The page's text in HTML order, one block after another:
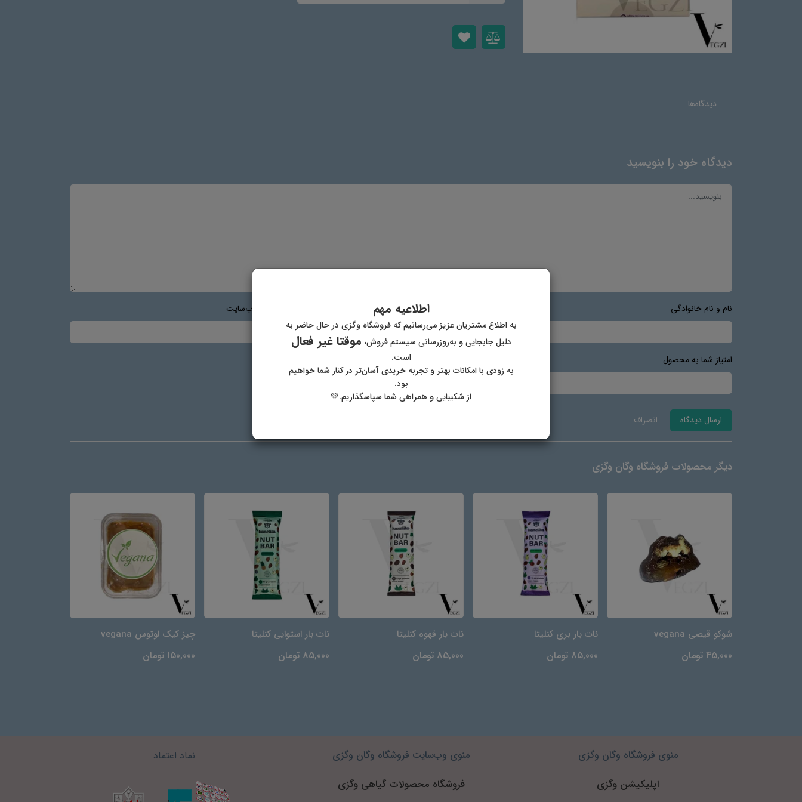
دیدگاه‌ها
دیدگاه خود را بنویسید
نام و نام خانوادگی آدرس وب‌سایت
امتیاز شما به محصول
ارسال دیدگاه انصراف
دیگر محصولات فروشگاه وگان وگزی
شوکو قیصی vegana
45,000 تومان
نات بار بری کنلیتا
85,000 تومان
نات بار قهوه کنلیتا
85,000 تومان
نات بار استوایی کنلیتا
85,000 تومان
چیز کیک لوتوس vegana
150,000 تومان
اطلاعیه مهم
به اطلاع مشتریان عزیز می‌رسانیم که فروشگاه وگزی در حال حاضر به
دلیل جابجایی و به‌روزرسانی سیستم فروش، موقتا غیر فعال
است.
به زودی با امکانات بهتر و تجربه خریدی آسان‌تر در کنار شما خواهیم
بود.
از شکیبایی و همراهی شما سپاسگذاریم.💚
منوی فروشگاه وگان وگزی
اپلیکیشن وگزی
منوی وب‌سایت فروشگاه وگان وگزی
فروشگاه محصولات گیاهی وگزی
نماد اعتماد